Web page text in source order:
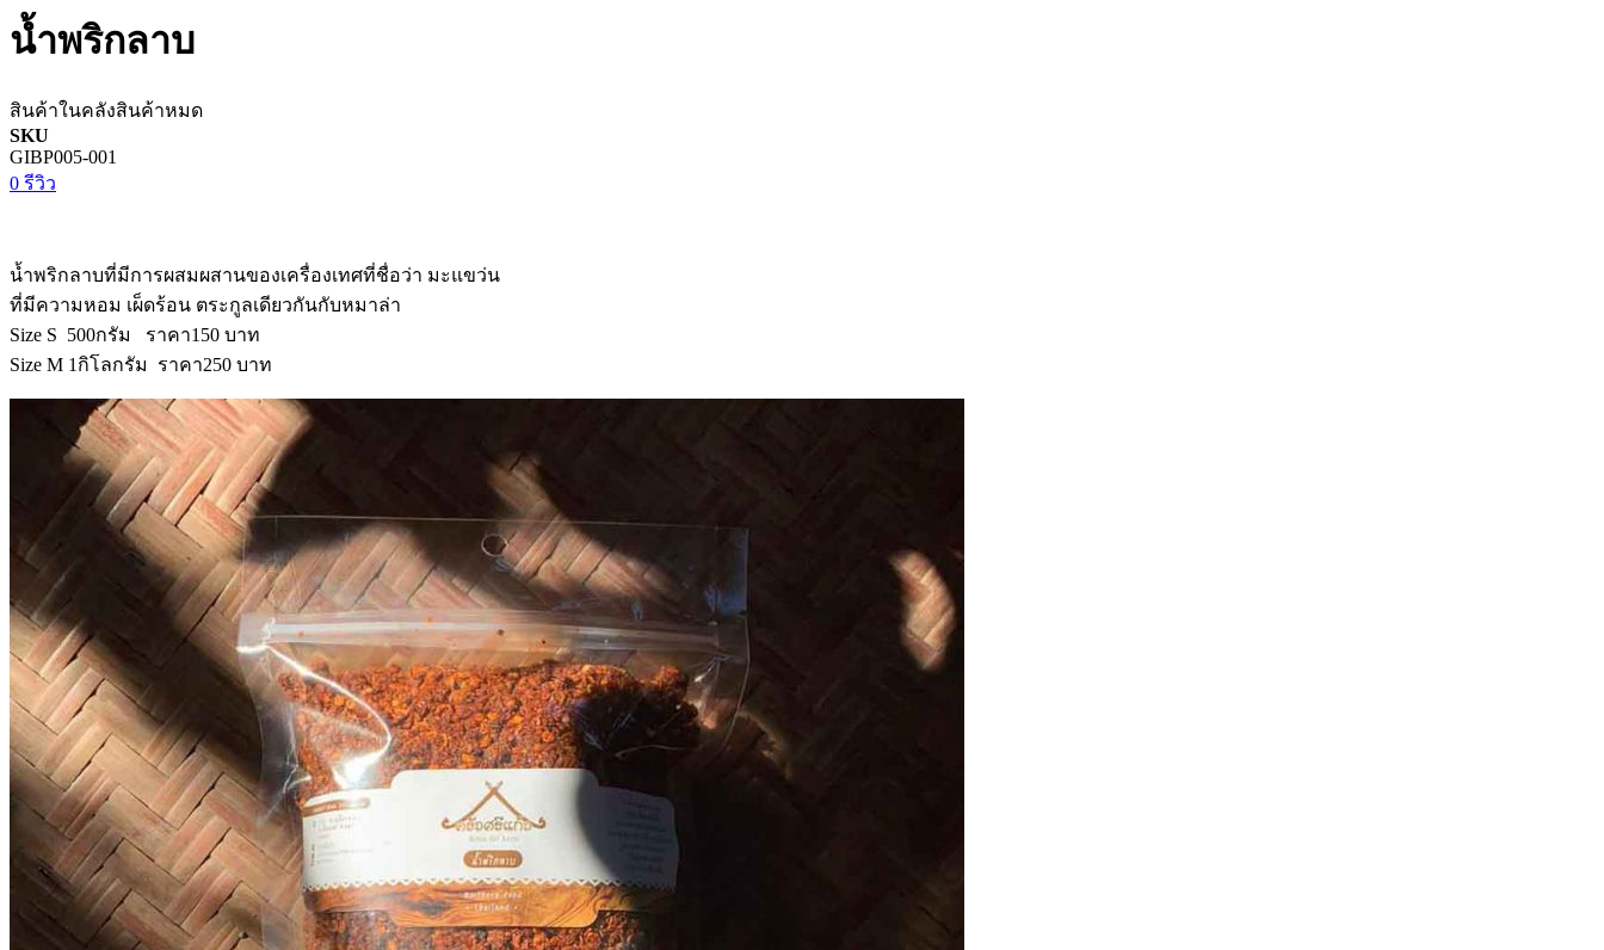
น้ำพริกลาบ
สินค้าในคลังสินค้าหมด
SKU
GIBP005-001
0 รีวิว
น้ำพริกลาบที่มีการผสมผสานของเครื่องเทศที่ชื่อว่า มะแขว่น
ที่มีความหอม เผ็ดร้อน ตระกูลเดียวกันกับหมาล่า
Size S 500กรัม ราคา150 บาท
Size M 1กิโลกรัม ราคา250 บาท